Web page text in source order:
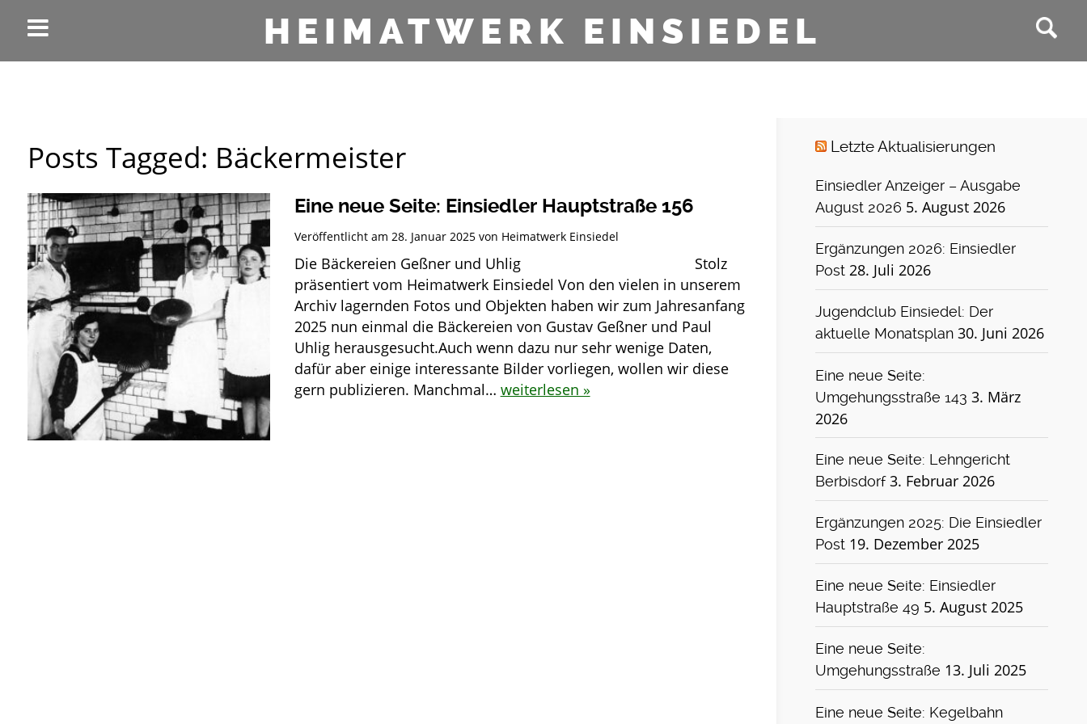
HEIMATWERK EINSIEDEL
Posts Tagged: Bäckermeister
Eine neue Seite: Einsiedler Hauptstraße 156
Veröffentlicht am 28. Januar 2025von Heimatwerk Einsiedel
Die Bäckereien Geßner und Uhlig Stolz
präsentiert vom Heimatwerk Einsiedel Von den vielen in unserem
Archiv lagernden Fotos und Objekten haben wir zum Jahresanfang
2025 nun einmal die Bäckereien von Gustav Geßner und Paul
Uhlig herausgesucht.Auch wenn dazu nur sehr wenige Daten,
dafür aber einige interessante Bilder vorliegen, wollen wir diese
gern publizieren. Manchmal… weiterlesen »
Letzte Aktualisierungen
Einsiedler Anzeiger – Ausgabe
August 2026 5. August 2026
Ergänzungen 2026: Einsiedler
Post 28. Juli 2026
Jugendclub Einsiedel: Der
aktuelle Monatsplan 30. Juni 2026
Eine neue Seite:
Umgehungsstraße 143 3. März
2026
Eine neue Seite: Lehngericht
Berbisdorf 3. Februar 2026
Ergänzungen 2025: Die Einsiedler
Post 19. Dezember 2025
Eine neue Seite: Einsiedler
Hauptstraße 49 5. August 2025
Eine neue Seite:
Umgehungsstraße 13. Juli 2025
Eine neue Seite: Kegelbahn